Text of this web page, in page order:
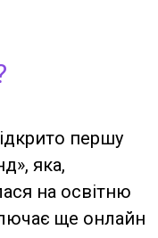
першу
яка,
на освітню
ще онлайн